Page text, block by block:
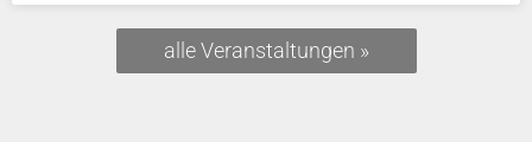
alle Veranstaltungen »